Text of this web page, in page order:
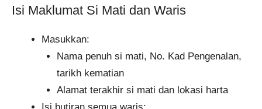
Isi Maklumat Si Mati dan Waris
Masukkan:
Nama penuh si mati, No. Kad Pengenalan,
tarikh kematian
Alamat terakhir si mati dan lokasi harta